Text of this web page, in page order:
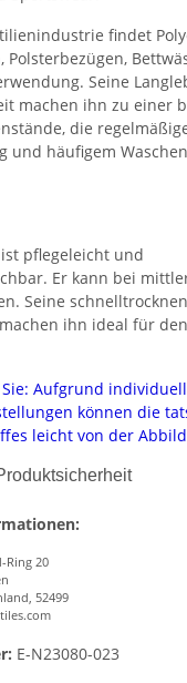
findet
Polsterbezügen,
Seine
machen ihn zu einer
die
und häufigem
pflegeleicht und
Er kann bei
Seine
ihn ideal für
Aufgrund
können die
leicht von der
Ring 20
52499
E-N23080-023